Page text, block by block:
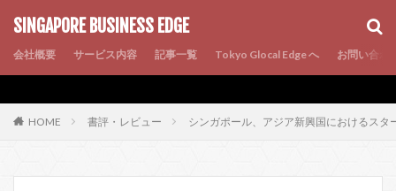
SINGAPORE BUSINESS EDGE
会社概要 サービス内容 記事一覧 Tokyo Glocal Edge へ お問い合わ
HOME 書評・レビュー シンガポール、アジア新興国におけるス
AMP SEO PWA